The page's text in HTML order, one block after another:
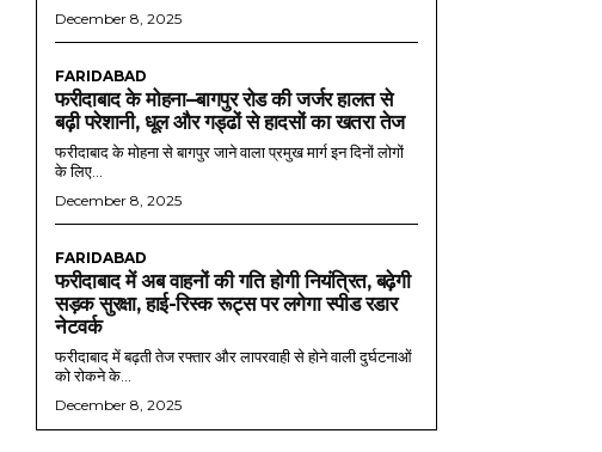
December 8, 2025
FARIDABAD
फरीदाबाद के मोहना–बागपुर रोड की जर्जर हालत से
बढ़ी परेशानी, धूल और गड्ढों से हादसों का खतरा तेज
फरीदाबाद के मोहना से बागपुर जाने वाला प्रमुख मार्ग इन दिनों लोगों
के लिए...
December 8, 2025
FARIDABAD
फरीदाबाद में अब वाहनों की गति होगी नियंत्रित, बढ़ेगी
सड़क सुरक्षा, हाई-रिस्क रूट्स पर लगेगा स्पीड रडार
नेटवर्क
फरीदाबाद में बढ़ती तेज रफ्तार और लापरवाही से होने वाली दुर्घटनाओं
को रोकने के...
December 8, 2025